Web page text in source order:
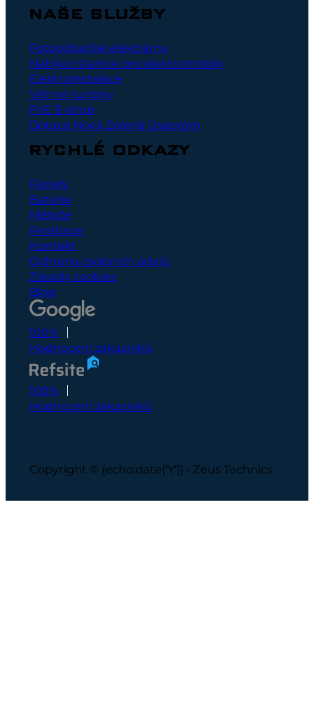
NAŠE SLUŽBY
Fotovoltaické elektrárny
Nabíjecí stanice pro elektromobily
Elektroinstalace
Větrné turbíny
FVE E-shop
Dotace Nová Zelená Úsporám
RYCHLÉ ODKAZY
Panely
Baterie
Měniče
Realizace
Kontakt
Ochrana osobních údajů
Zásady cookies
Blog
100%
Hodnocení zákazníků
100%
Hodnocení zákazníků
Copyright © {echo:date('Y')} • Zeus Technics